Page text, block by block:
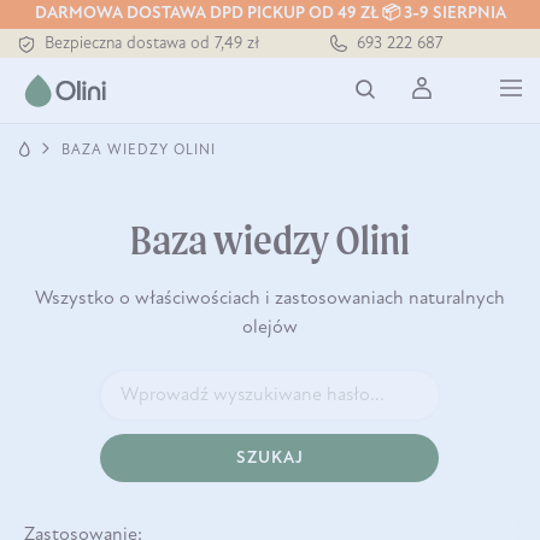
DARMOWA DOSTAWA DPD PICKUP OD 49 ZŁ 📦 3-9 SIERPNIA
Tłoczony zawsze na zimno
Bezpieczna dostawa od 7,49 zł
Tłoczony zawsze na zimno
693 222 687
BAZA WIEDZY OLINI
Baza wiedzy Olini
Wszystko o właściwościach i zastosowaniach naturalnych
olejów
SZUKAJ
Zastosowanie: